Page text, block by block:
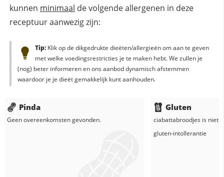
kunnen minimaal de volgende allergenen in deze
receptuur aanwezig zijn:
Tip:Klik op de dikgedrukte dieëten/allergieën om aan te geven
met welke voedingsrestricties je te maken hebt. We zullen je
(nog) beter informeren en ons aanbod dynamisch afstemmen
waardoor je je dieët gemakkelijk kunt aanhouden.
Pinda
Geen overeenkomsten gevonden.
Gluten
ciabattabroodjes is niet
gluten-intollerantie